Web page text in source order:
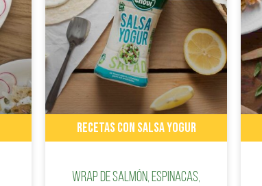
RECETAS CON SALSA YOGUR
Wrap de salmón, espinacas,